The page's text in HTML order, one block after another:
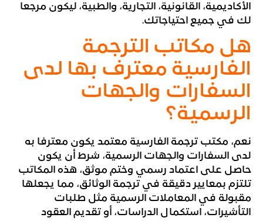
الأكاديمية، القانونية، التجارية، والطبية، ليكون مرجعا
لك في جميع احتياجاتك.
هل مكاتب الترجمة
الفارسية معترف بها لدى
السفارات والجهات
الرسمية؟
نعم، مكتب ترجمة الفارسية معتمد يكون معترفا به
لدى السفارات والجهات الرسمية، شرط أن يكون
حاصل على اعتماد رسمي وختم موثق، هذه المكاتب
تلتزم بمعايير دقيقة في ترجمة الوثائق، مما يجعلها
مقبولة في المعاملات الرسمية مثل طلبات
التأشيرات، استكمال الدراسات، أو تقديم العقود